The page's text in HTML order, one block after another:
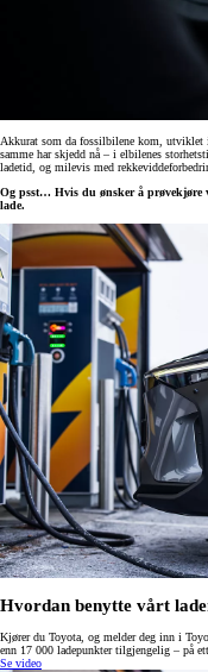
Akkurat som da fossilbilene kom, utviklet
samme har skjedd nå – i elbilenes
ladetid, og milevis med
Og psst… Hvis du ønsker å prøvekjøre
lade.
Hvordan benytte vårt
Kjører du Toyota, og melder deg inn i
enn 17 000 ladepunkter tilgjengelig – på
Se video